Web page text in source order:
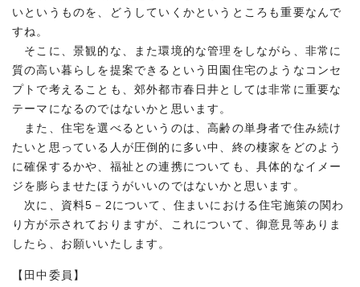
いというものを、どうしていくかというところも重要なんで
すね。
そこに、景観的な、また環境的な管理をしながら、非常に
質の高い暮らしを提案できるという田園住宅のようなコンセ
プトで考えることも、郊外都市春日井としては非常に重要な
テーマになるのではないかと思います。
また、住宅を選べるというのは、高齢の単身者で住み続け
たいと思っている人が圧倒的に多い中、終の棲家をどのよう
に確保するかや、福祉との連携についても、具体的なイメー
ジを膨らませたほうがいいのではないかと思います。
次に、資料5－2について、住まいにおける住宅施策の関わ
り方が示されておりますが、これについて、御意見等ありま
したら、お願いいたします。
【田中委員】